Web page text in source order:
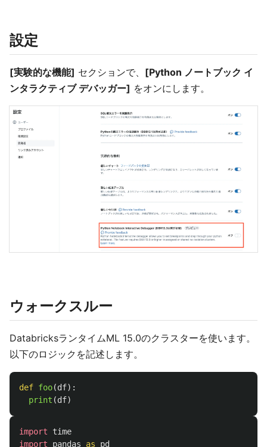
設定
[実験的な機能] セクションで、 [Python ノートブック イ
ンタラクティブ デバッガー] をオンにします。
ウォークスルー
DatabricksランタイムML 15.0のクラスターを使います。
以下のロジックを記述します。
def foo(df):
print (df)
import
time
import
pandas as pd